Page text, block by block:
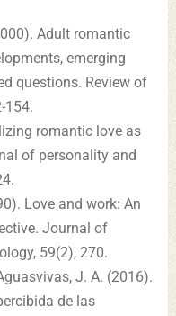
Adult romantic
emerging
questions. Review of
154.
romantic love as
of personality and
Love and work: An
Journal of
59(2), 270.
J. A. (2016).
de las